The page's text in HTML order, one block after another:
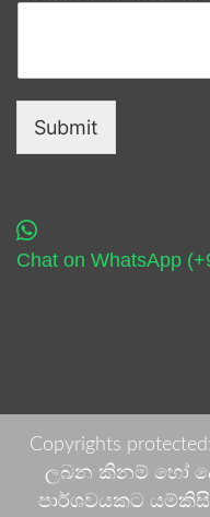
Submit
Chat on WhatsApp
Copyrights
ලබන කිනම් හෝ
පාර්ශවයකට